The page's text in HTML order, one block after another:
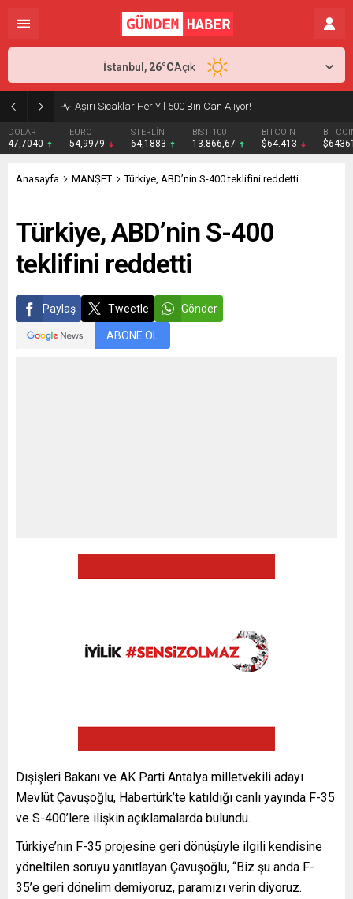
Aşırı Sıcaklar Her Yıl 500 Bin Can Alıyor!
DOLAR
47,7040
EURO
54,9979
STERLİN
64,1883
BIST 100
13.866,67
BITCOIN
$64.413
İstanbul, 26°CAçık
Anasayfa MANŞET Türkiye, ABD’nin S-400 teklifini reddetti
Türkiye, ABD’nin S-400
teklifini reddetti
Paylaş Tweetle Gönder
ABONE OL
Dışişleri Bakanı ve AK Parti Antalya milletvekili adayı
Mevlüt Çavuşoğlu, Habertürk’te katıldığı canlı yayında F-35
ve S-400’lere ilişkin açıklamalarda bulundu.
Türkiye’nin F-35 projesine geri dönüşüyle ilgili kendisine
yöneltilen soruyu yanıtlayan Çavuşoğlu, “Biz şu anda F-
35’e geri dönelim demiyoruz, paramızı verin diyoruz.